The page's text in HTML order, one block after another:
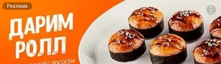
Реклама